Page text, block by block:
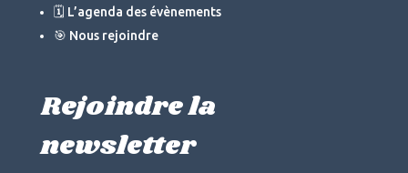
🗓 L’agenda des évènements
🎯 Nous rejoindre
Rejoindre la
newsletter